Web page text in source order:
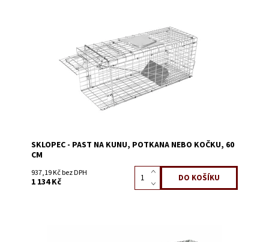
SKLOPEC - PAST NA KUNU, POTKANA NEBO KOČKU, 60
CM
937,19 Kč bez DPH
1 134 Kč